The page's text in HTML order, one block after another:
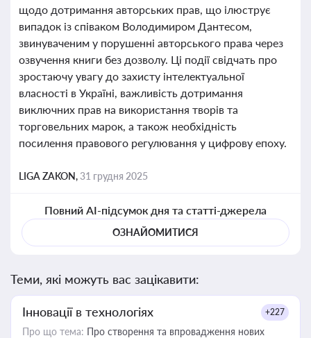
щодо дотримання авторських прав, що ілюструє
випадок із співаком Володимиром Дантесом,
звинуваченим у порушенні авторського права через
озвучення книги без дозволу. Ці події свідчать про
зростаючу увагу до захисту інтелектуальної
власності в Україні, важливість дотримання
виключних прав на використання творів та
торговельних марок, а також необхідність
посилення правового регулювання у цифрову епоху.
LIGA ZAKON,31 грудня 2025
Повний AI-підсумок дня та статті-джерела
ОЗНАЙОМИТИСЯ
Теми, які можуть вас зацікавити:
Інновації в технологіях +227
Про що тема: Про створення та впровадження нових